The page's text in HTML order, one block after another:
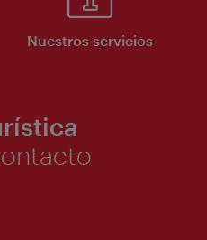
Nuestros servicios